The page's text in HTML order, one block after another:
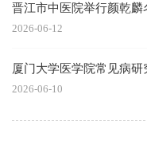
晋江市中医院举行颜乾
2026-06-12
厦门大学医学院常见病
2026-06-10